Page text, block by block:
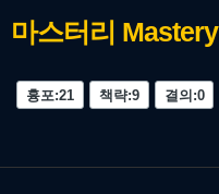
마스터리 Mastery
흉포:21 책략:9 결의:0